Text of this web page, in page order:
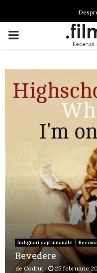
PRIMARY
Indignari saptamanale
Revedere
deCodrut 25 februarie